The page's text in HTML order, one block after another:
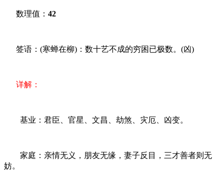
数理值： 42
签语：(寒蝉在柳)：数十艺不成的穷困已极数。(凶)
详解：
基业：君臣、官星、文昌、劫煞、灾厄、凶变。
家庭：亲情无义，朋友无缘，妻子反目，三才善者则无
妨。